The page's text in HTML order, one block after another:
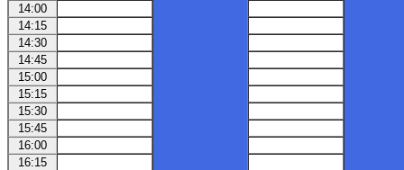
14:00
14:15
14:30
14:45
15:00
15:15
15:30
15:45
16:00
16:15